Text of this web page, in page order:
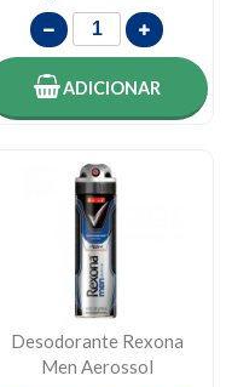
ADICIONAR
Desodorante Rexona
Men Aerossol